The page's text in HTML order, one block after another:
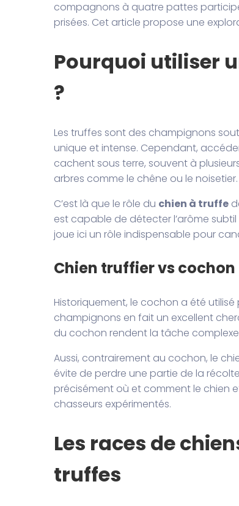
compagnons à quatre pattes
prisées. Cet article propose une
Pourquoi utiliser
?
Les truffes sont des champignons
unique et intense. Cependant,
cachent sous terre, souvent à
arbres comme le chêne ou le noisetier.
C’est là que le rôle du chien à truffe
est capable de détecter l’arôme
joue ici un rôle indispensable pour
Chien truffier vs cochon
Historiquement, le cochon a été
champignons en fait un excellent
du cochon rendent la tâche
Aussi, contrairement au cochon, le
évite de perdre une partie de la
précisément où et comment le chien
chasseurs expérimentés.
Les races de
truffes